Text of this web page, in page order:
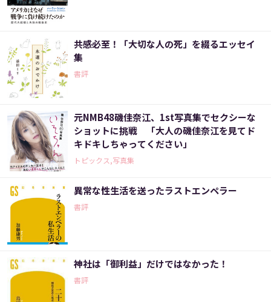
共感必至！「大切な人の死」を綴るエッセイ
集
書評
元NMB48磯佳奈江、1st写真集でセクシーな
ショットに挑戦 「大人の磯佳奈江を見てド
キドキしちゃってください」
トピックス,写真集
異常な性生活を送ったラストエンペラー
書評
神社は「御利益」だけではなかった！
書評